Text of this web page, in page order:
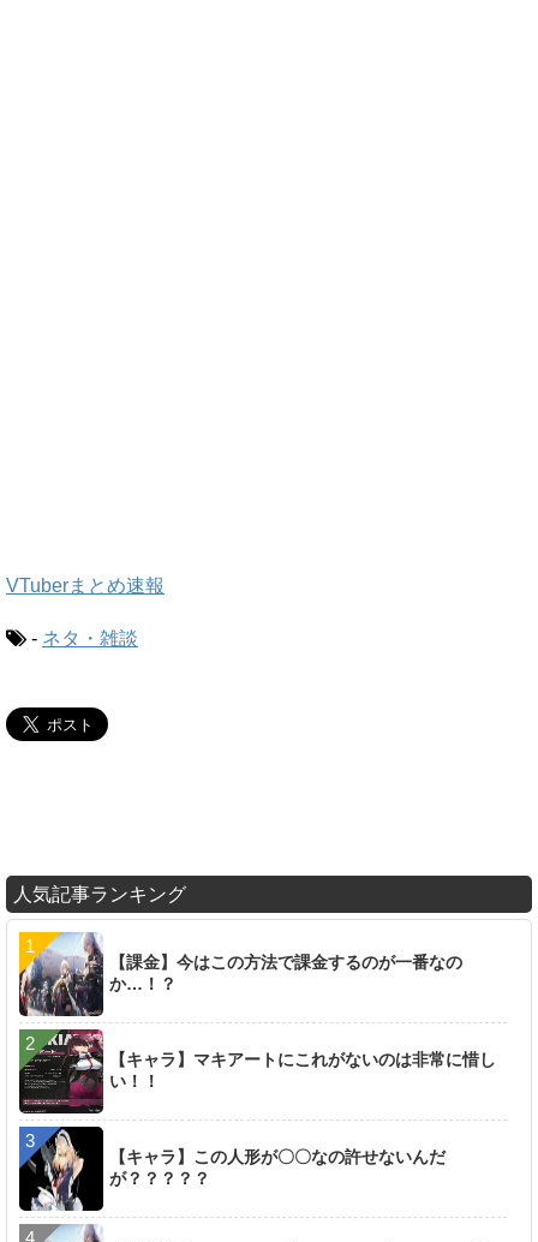
VTuberまとめ速報
- ネタ・雑談
人気記事ランキング
【課金】今はこの方法で課金するのが一番なの
か…！？
【キャラ】マキアートにこれがないのは非常に惜し
い！！
【キャラ】この人形が〇〇なの許せないんだ
が？？？？？